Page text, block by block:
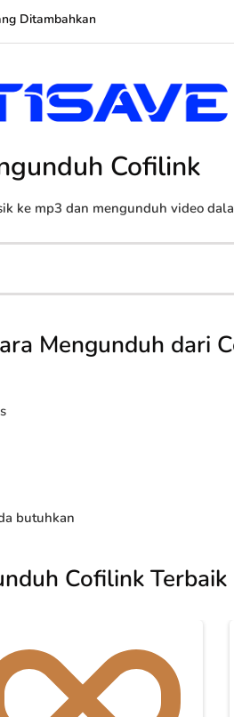
Ditambahkan
Cofilink
ke mp3 dan mengunduh video
Mengunduh dari
butuhkan
Cofilink Terbaik